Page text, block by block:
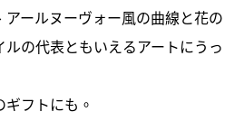
アールヌーヴォー風の曲線と花の
の代表ともいえるアートにうっ
フトにも。